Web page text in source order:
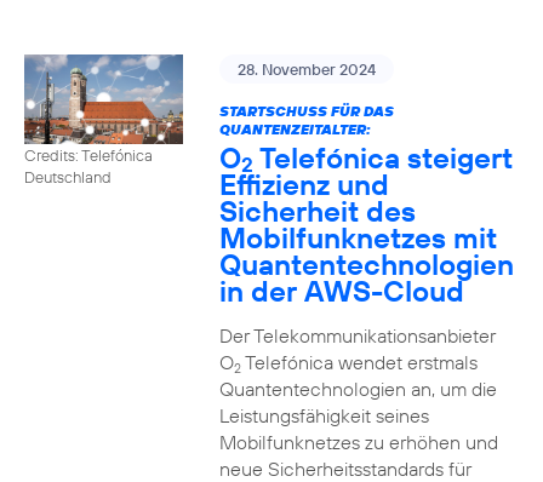
Credits: Telefónica
Deutschland
28. November 2024
STARTSCHUSS FÜR DAS
QUANTENZEITALTER:
O2 Telefónica steigert
Effizienz und
Sicherheit des
Mobilfunknetzes mit
Quantentechnologien
in der AWS-Cloud
Der Telekommunikationsanbieter
O2Telefónica wendet erstmals
Quantentechnologien an, um die
Leistungsfähigkeit seines
Mobilfunknetzes zu erhöhen und
neue Sicherheitsstandards für